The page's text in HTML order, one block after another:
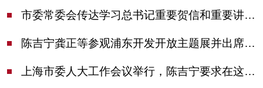
市委常委会传达学习总书记重要贺信和重要讲话精神，研究党建引领物业治理等工作
陈吉宁龚正等参观浦东开发开放主题展并出席座谈会
上海市委人大工作会议举行，陈吉宁要求在这些方面更加奋发有为